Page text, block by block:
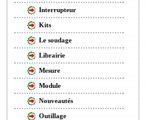
Interrupteur
Kits
Le soudage
Librairie
Mesure
Module
Nouveautés
Outillage